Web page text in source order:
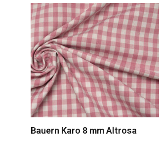
Bauern Karo 8 mm Altrosa